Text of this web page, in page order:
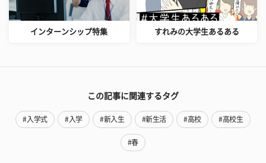
インターンシップ特集 すれみの大学生あるある
この記事に関連するタグ
#入学式 #入学 #新入生 #新生活 #高校 #高校生
#春